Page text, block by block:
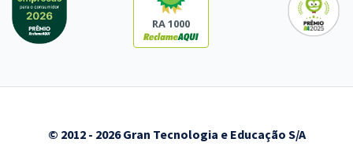
RA 1000
© 2012 - 2026 Gran Tecnologia e Educação S/A